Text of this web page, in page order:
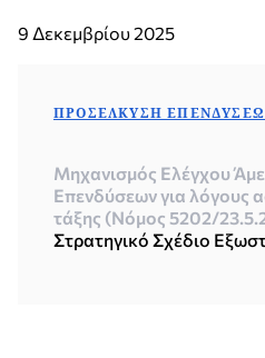
9 Δεκεμβρίου 2025
ΠΡΟΣΈΛΚΥΣΗ
Μηχανισμός Ελέγχου
Επενδύσεων για λόγους
τάξης (Νόμος 5202/
Στρατηγικό Σχέδιο